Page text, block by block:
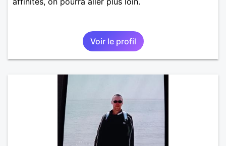
Voir le profil